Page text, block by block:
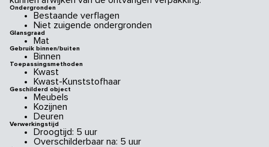
Ondergronden
Bestaande verflagen
Niet zuigende ondergronden
Glansgraad
Mat
Gebruik binnen/buiten
Binnen
Toepassingsmethoden
Kwast
Kwast-Kunststofhaar
Geschilderd object
Meubels
Kozijnen
Deuren
Verwerkingstijd
Droogtijd: 5 uur
Overschilderbaar na: 5 uur